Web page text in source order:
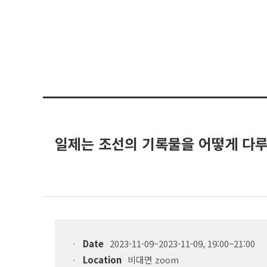
일제는 조선의 기록물을 어떻게 다
Date 2023-11-09~2023-11-09, 19:00~21:00
Location 비대면 zoom